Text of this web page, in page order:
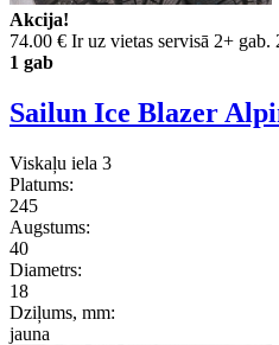
Akcija!
74.00 € Ir uz vietas servisā 2+
1 gab
Sailun Ice Blazer
Viskaļu iela 3
Platums:
245
Augstums:
40
Diametrs:
18
Dziļums, mm:
jauna